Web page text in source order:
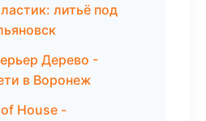
литьё под
Дерево -
в Воронеж
House -